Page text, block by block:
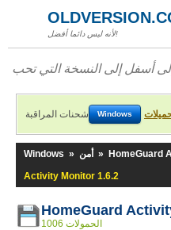
لأنه ليس دائما أفضل!
شحنات المراقبة Windows
Windows » أمن » HomeGuard
Activity Monitor 1.6.2
HomeGuard
1006 الحمولات